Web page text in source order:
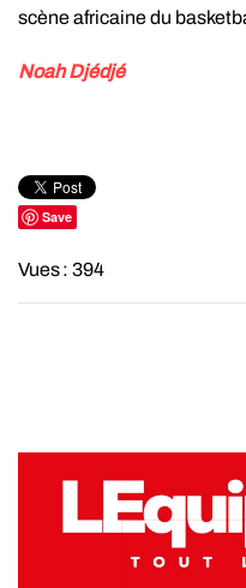
scène africaine du
Noah Djédjé
Save
Vues : 394